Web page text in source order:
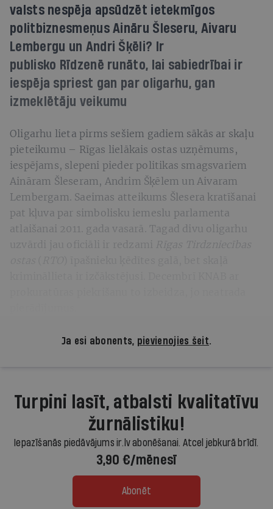
valsts nespēja apsūdzēt ietekmīgos
politbiznesmeņus Aināru Šleseru, Aivaru
Lembergu un Andri Šķēli? Ir
publisko Rīdzenē runāto, lai sabiedrībai ir
iespēja spriest gan par oligarhu, gan
izmeklētāju veikumu
Oligarhu lieta pirms sešiem gadiem sākās ar skaļu
pieteikumu – Rīgas lielākais ostas uzņēmums,
iespējams, slepeni pieder politikas smagsvariem
Aināram Šleseram, Andrim Šķēlem un Aivaram
Lembergam. Saeimas atteikums Šlesera kratīšanai
pat kļuva par simbolisku iemeslu parlamenta
atlaišanai 2011. gada vasarā. Tagad divu oligarhu
uzvārdi jau oficiāli ir redzami Rīgas Tirdzniecības
Ja esi abonents, pievienojies šeit.
Turpini lasīt, atbalsti kvalitatīvu
žurnālistiku!
Iepazīšanās piedāvājums ir.lv abonēšanai. Atcel jebkurā brīdī.
3,90 €/mēnesī
Abonēt